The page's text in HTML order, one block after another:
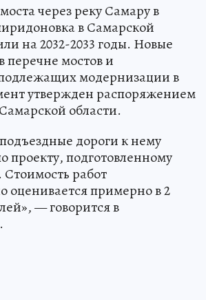
через реку Самару в
в Самарской
на 2032-2033 годы. Новые
перечне мостов и
модернизации в
утвержден распоряжением
области.
дороги к нему
проекту, подготовленному
Стоимость работ
оценивается примерно в 2
— говорится в